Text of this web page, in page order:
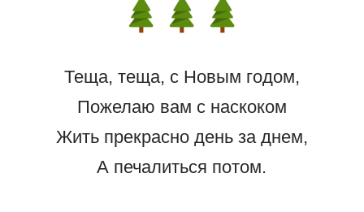
Теща, теща, с Новым годом,
Пожелаю вам с наскоком
Жить прекрасно день за днем,
А печалиться потом.